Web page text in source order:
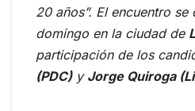
20 años”. El encuentro se
domingo en la ciudad de
participación de los
(PDC)y Jorge Quiroga